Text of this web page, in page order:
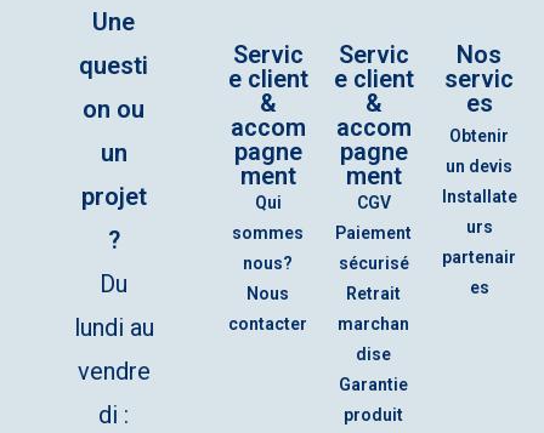
Une
questi
on ou
un
projet
?
Du
lundi au
vendre
di :
Servic
e client
&
accom
pagne
ment
Qui
sommes
nous?
Nous
contacter
Servic
e client
&
accom
pagne
ment
CGV
Paiement
sécurisé
Retrait
marchan
dise
Garantie
produit
Nos
servic
es
Obtenir
un devis
Installate
urs
partenair
es